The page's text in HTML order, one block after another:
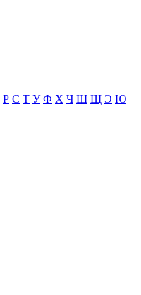
Р С Т У Ф Х Ч Ш Щ Э Ю